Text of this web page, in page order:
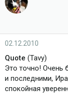
02.12.2010
Quote (Tavy)
Это точно! Очень
и последними,
спокойная